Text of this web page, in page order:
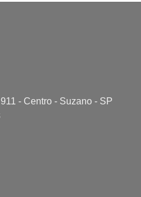
- Centro - Suzano - SP